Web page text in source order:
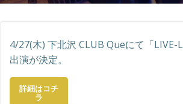
プ
4/27(木) 下北沢 CLUB Queにて「LIVE-
出演が決定。
詳細はコチ
ラ